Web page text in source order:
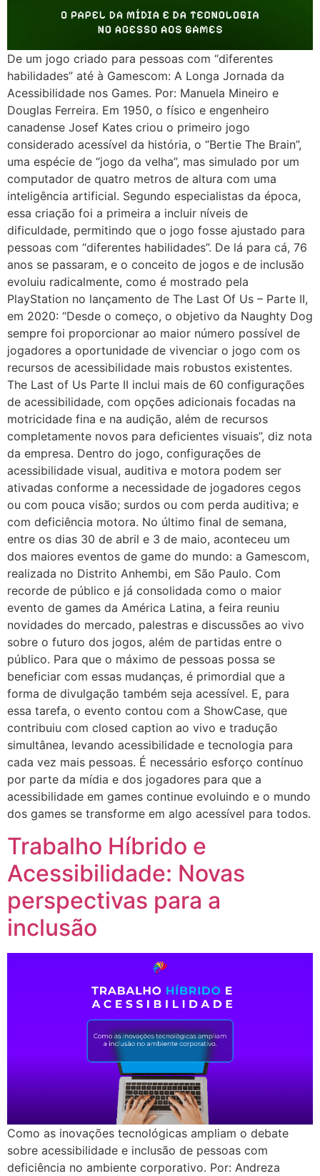
De um jogo criado para pessoas com “diferentes
habilidades” até à Gamescom: A Longa Jornada da
Acessibilidade nos Games. Por: Manuela Mineiro e
Douglas Ferreira. Em 1950, o físico e engenheiro
canadense Josef Kates criou o primeiro jogo
considerado acessível da história, o “Bertie The Brain”,
uma espécie de “jogo da velha”, mas simulado por um
computador de quatro metros de altura com uma
inteligência artificial. Segundo especialistas da época,
essa criação foi a primeira a incluir níveis de
dificuldade, permitindo que o jogo fosse ajustado para
pessoas com “diferentes habilidades”. De lá para cá, 76
anos se passaram, e o conceito de jogos e de inclusão
evoluiu radicalmente, como é mostrado pela
PlayStation no lançamento de The Last Of Us – Parte II,
em 2020: “Desde o começo, o objetivo da Naughty Dog
sempre foi proporcionar ao maior número possível de
jogadores a oportunidade de vivenciar o jogo com os
recursos de acessibilidade mais robustos existentes.
The Last of Us Parte II inclui mais de 60 configurações
de acessibilidade, com opções adicionais focadas na
motricidade fina e na audição, além de recursos
completamente novos para deficientes visuais”, diz nota
da empresa. Dentro do jogo, configurações de
acessibilidade visual, auditiva e motora podem ser
ativadas conforme a necessidade de jogadores cegos
ou com pouca visão; surdos ou com perda auditiva; e
com deficiência motora. No último final de semana,
entre os dias 30 de abril e 3 de maio, aconteceu um
dos maiores eventos de game do mundo: a Gamescom,
realizada no Distrito Anhembi, em São Paulo. Com
recorde de público e já consolidada como o maior
evento de games da América Latina, a feira reuniu
novidades do mercado, palestras e discussões ao vivo
sobre o futuro dos jogos, além de partidas entre o
público. Para que o máximo de pessoas possa se
beneficiar com essas mudanças, é primordial que a
forma de divulgação também seja acessível. E, para
essa tarefa, o evento contou com a ShowCase, que
contribuiu com closed caption ao vivo e tradução
simultânea, levando acessibilidade e tecnologia para
cada vez mais pessoas. É necessário esforço contínuo
por parte da mídia e dos jogadores para que a
acessibilidade em games continue evoluindo e o mundo
dos games se transforme em algo acessível para todos.
Trabalho Híbrido e
Acessibilidade: Novas
perspectivas para a
inclusão
Como as inovações tecnológicas ampliam o debate
sobre acessibilidade e inclusão de pessoas com
deficiência no ambiente corporativo. Por: Andreza